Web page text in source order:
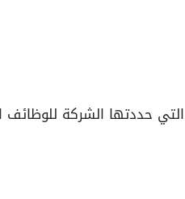
حددتها الشركة للوظائف